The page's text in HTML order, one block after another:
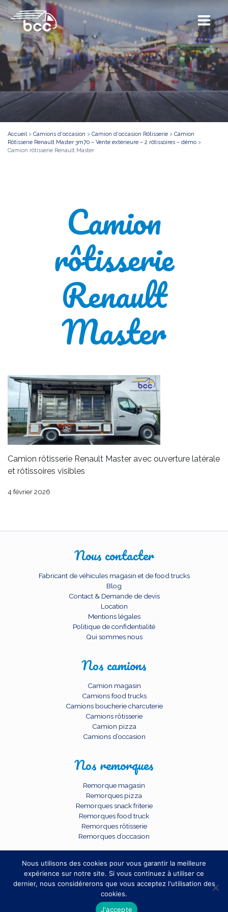
Accueil> Camions d'occasion > Camion d'occasion Rôtisserie > Camion
Rôtisserie Renault Master 3m70 – Vente extérieure – 2 rôtissoires – démo >
Camion rôtisserie Renault Master
Camion
rôtisserie
Renault
Master
Camion rôtisserie Renault Master avec ouverture latérale
et rôtissoires visibles
4 février 2026
Nous contacter
Fabricant de véhicules magasin et de food trucks
Blog
Contact & Demande de devis
Location
Mentions légales
Politique de confidentialité
Qui sommes nous
Nos camions
Camion magasin
Camions food trucks
Camions boucherie charcuterie
Camions rôtisserie
Camion pizza
Camions d’occasion
Nos remorques
Remorque magasin
Remorques pizza
Remorques snack friterie
Remorques food truck
Remorques rôtisserie
Remorques d’occasion
© 2026 BCC SARL. TOUS DROITS RESERVES.
Nous utilisons des cookies pour vous garantir la meilleure
expérience sur notre site. Si vous continuez à utiliser ce
dernier, nous considérerons que vous acceptez l'utilisation des
cookies.
J'accepte